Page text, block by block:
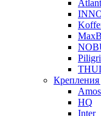
Atlant
Крепления
Amos
HQ
Inter